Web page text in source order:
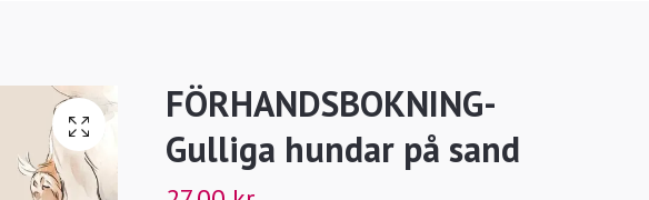
FÖRHANDSBOKNING-
Gulliga hundar på sand